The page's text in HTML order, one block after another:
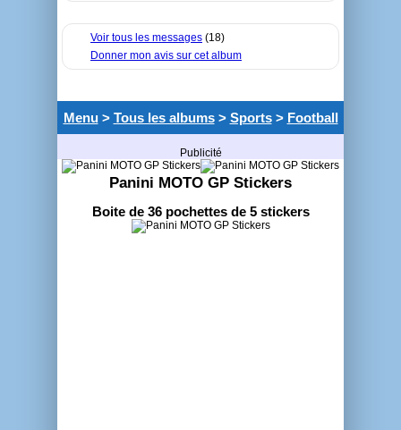
Voir tous les messages (18)
Donner mon avis sur cet album
Menu> Tous les albums> Sports> Football
Publicité
Panini MOTO GP Stickers
Boite de 36 pochettes de 5 stickers